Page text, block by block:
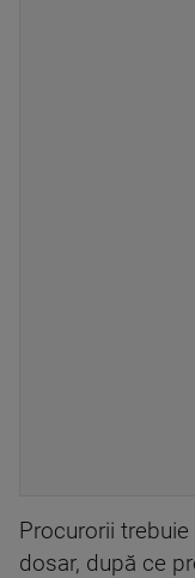
Procurorii
dosar, după ce